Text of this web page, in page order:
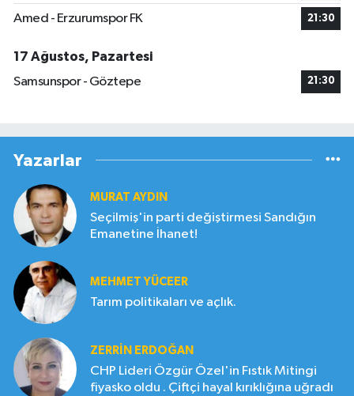
Amed - Erzurumspor FK 21:30
17 Ağustos, Pazartesi
Samsunspor - Göztepe
21:30
Yazarlar
MURAT AYDIN
Seçilmiş'in parti değiştirmesi Sandığın
Emanetine İhanet!
MEHMET YÜCEER
Tarım politikaları ve açlık.
ZERRIN ERDOĞAN
CHP Lideri Özgür Özel'in Fıstık Mitingi
fiyasko oldu . Çiftçi hayal kırıklığına uğradı